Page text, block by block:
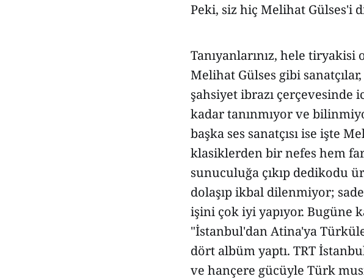
Peki, siz hiç Melihat Gülses'i
Tanıyanlarınız, hele
Melihat Gülses gibi
şahsiyet ibrazı çerçevesinde
kadar tanınmıyor ve
başka ses sanatçısı ise işte
klasiklerden bir nefes hem
sunuculuğa çıkıp dedikodu
dolaşıp ikbal dilenmiyor;
işini çok iyi yapıyor. Bugüne
"İstanbul'dan Atina'ya
dört albüm yaptı. TRT
ve hançere gücüyle Türk